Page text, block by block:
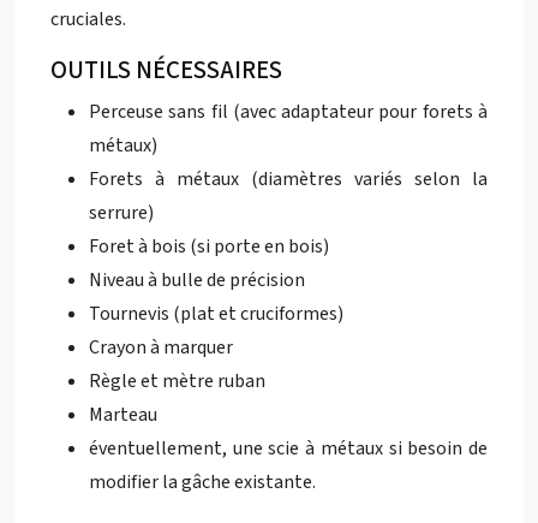
cruciales.
OUTILS NÉCESSAIRES
Perceuse sans fil (avec adaptateur pour forets à
métaux)
Forets à métaux (diamètres variés selon la
serrure)
Foret à bois (si porte en bois)
Niveau à bulle de précision
Tournevis (plat et cruciformes)
Crayon à marquer
Règle et mètre ruban
Marteau
éventuellement, une scie à métaux si besoin de
modifier la gâche existante.